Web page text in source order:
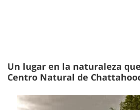
Un lugar en la naturaleza
Centro Natural de